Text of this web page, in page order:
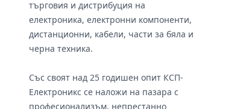
търговия и дистрибуция на
електроника, електронни компоненти,
дистанционни, кабели, части за бяла и
черна техника.
Със своят над 25 годишен опит КСП-
Електроникс се наложи на пазара с
професионализъм, непрестанно